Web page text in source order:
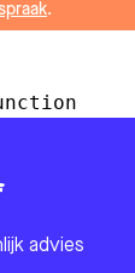
.
advies